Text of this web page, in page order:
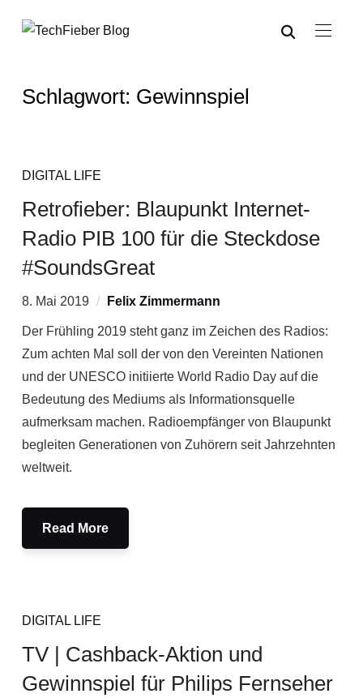
Schlagwort: Gewinnspiel
DIGITAL LIFE
Retrofieber: Blaupunkt Internet-
Radio PIB 100 für die Steckdose
#SoundsGreat
8. Mai 2019 Felix Zimmermann
Der Frühling 2019 steht ganz im Zeichen des Radios:
Zum achten Mal soll der von den Vereinten Nationen
und der UNESCO initiierte World Radio Day auf die
Bedeutung des Mediums als Informationsquelle
aufmerksam machen. Radioempfänger von Blaupunkt
begleiten Generationen von Zuhörern seit Jahrzehnten
weltweit.
Read More
DIGITAL LIFE
TV | Cashback-Aktion und
Gewinnspiel für Philips Fernseher